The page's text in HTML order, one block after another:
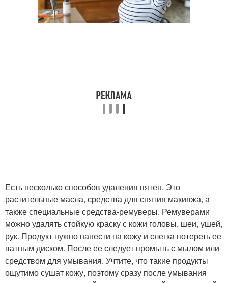
Есть несколько способов удаления пятен. Это
растительные масла, средства для снятия макияжа, а
также специальные средства-ремуверы. Ремуверами
можно удалять стойкую краску с кожи головы, шеи, ушей,
рук. Продукт нужно нанести на кожу и слегка потереть ее
ватным диском. После ее следует промыть с мылом или
средством для умывания. Учтите, что такие продукты
ощутимо сушат кожу, поэтому сразу после умывания